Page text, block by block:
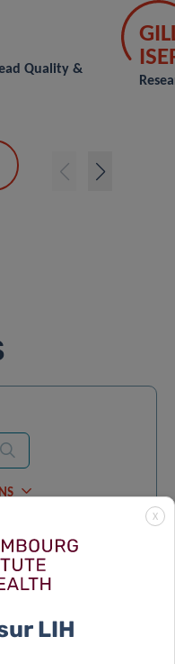
Quality &
Recherche
in Europe –
30/04/2024
X
LIH